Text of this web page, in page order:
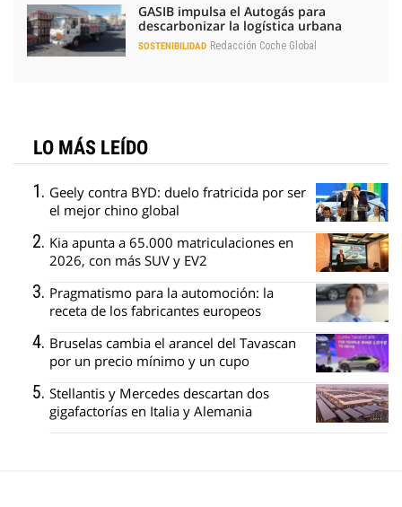
GASIB impulsa el Autogás para
descarbonizar la logística urbana
SOSTENIBILIDAD Redacción Coche Global
LO MÁS LEÍDO
Geely contra BYD: duelo fratricida por ser
el mejor chino global
Kia apunta a 65.000 matriculaciones en
2026, con más SUV y EV2
Pragmatismo para la automoción: la
receta de los fabricantes europeos
Bruselas cambia el arancel del Tavascan
por un precio mínimo y un cupo
Stellantis y Mercedes descartan dos
gigafactorías en Italia y Alemania